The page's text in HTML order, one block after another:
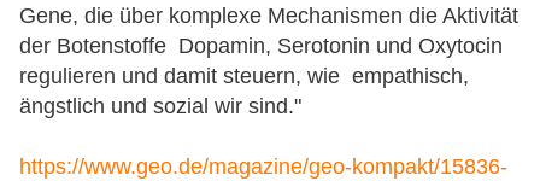
Gene, die über komplexe Mechanismen die Aktivität
der Botenstoffe Dopamin, Serotonin und Oxytocin
regulieren und damit steuern, wie empathisch,
ängstlich und sozial wir sind."
https://www.geo.de/magazine/geo-kompakt/15836-